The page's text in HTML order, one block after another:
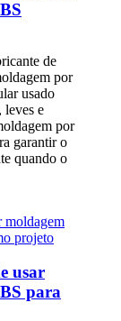
de
por
usado
leves e
por
garantir o
quando o
usar
para